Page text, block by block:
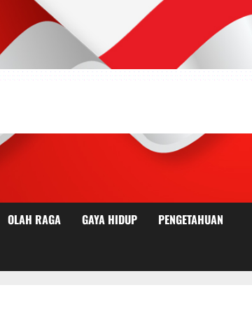
OLAH RAGA GAYA HIDUP PENGETAHUAN